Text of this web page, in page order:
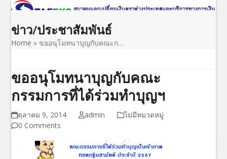
Skip
content
Open
mobile
menu
Close
mobile
menu
ข่าว/ประชาสัมพันธ์
Home »ขออนุโมทนาบุญกับคณะก…
ขออนุโมทนาบุญกับคณะ
กรรมการที่ได้ร่วมทำบุญฯ
ตุลาคม 9, 2014 admin
ไม่มีหมวดหมู่
0 Comments